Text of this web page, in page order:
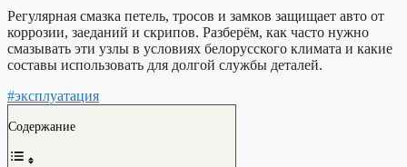
Регулярная смазка петель, тросов и замков защищает авто от
коррозии, заеданий и скрипов. Разберём, как часто нужно
смазывать эти узлы в условиях белорусского климата и какие
составы использовать для долгой службы деталей.
#эксплуатация
Содержание